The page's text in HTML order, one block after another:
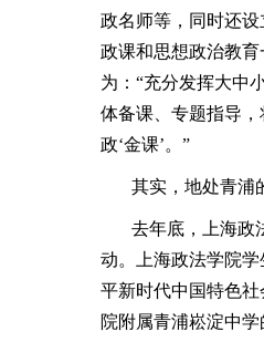
政名师等，同时还
政课和思想政治教
为：“充分发挥大中
体备课、专题指导
政‘金课’。”
其实，地处青浦
去年底，上海政
动。上海政法学院
平新时代中国特色
院附属青浦崧淀中